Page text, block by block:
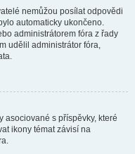
nemůžou posílat odpovědi
automaticky ukončeno.
administrátorem fóra z řady
udělil administrátor fóra,
asociované s příspěvky, které
ikony témat závisí na